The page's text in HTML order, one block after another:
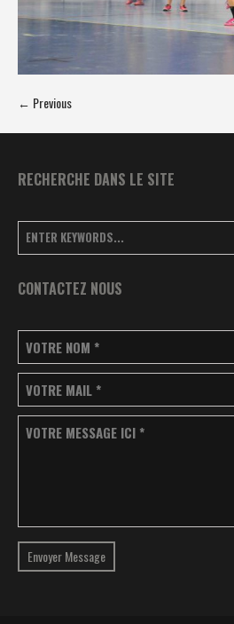
← Previous
RECHERCHE DANS LE SITE
CONTACTEZ NOUS
VOTRE NOM *
VOTRE MAIL *
VOTRE MESSAGE ICI *
Envoyer Message